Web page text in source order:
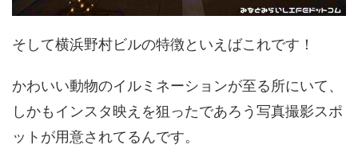
そして横浜野村ビルの特徴といえばこれです！
かわいい動物のイルミネーションが至る所にいて、
しかもインスタ映えを狙ったであろう写真撮影スポ
ットが用意されてるんです。